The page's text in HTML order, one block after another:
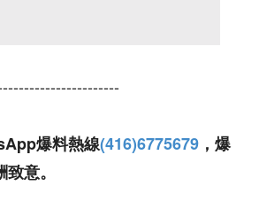
爆料熱線(416)6775679 ，爆
意。